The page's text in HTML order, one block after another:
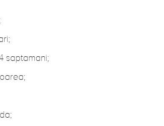
saptamani;